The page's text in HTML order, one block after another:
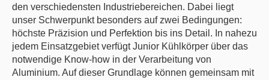
den verschiedensten Industriebereichen. Dabei liegt
unser Schwerpunkt besonders auf zwei Bedingungen:
höchste Präzision und Perfektion bis ins Detail. In nahezu
jedem Einsatzgebiet verfügt Junior Kühlkörper über das
notwendige Know-how in der Verarbeitung von
Aluminium. Auf dieser Grundlage können gemeinsam mit